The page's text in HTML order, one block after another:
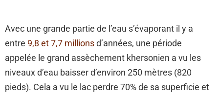
Avec une grande partie de l’eau s’évaporant il y a
entre 9,8 et 7,7 millionsd’années, une période
appelée le grand assèchement khersonien a vu les
niveaux d’eau baisser d’environ 250 mètres (820
pieds). Cela a vu le lac perdre 70% de sa superficie et